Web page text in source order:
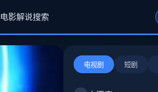
电影解说搜索
电视剧 短剧